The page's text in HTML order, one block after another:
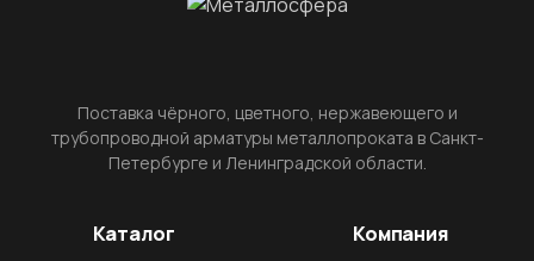
Поставка чёрного, цветного, нержавеющего и
трубопроводной арматуры металлопроката в Санкт-
Петербурге и Ленинградской области.
Каталог Компания